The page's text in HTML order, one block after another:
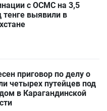
с ОСМС на 3,5
тенге выявили в
приговор по делу о
четырех путейцев под
в Карагандинской